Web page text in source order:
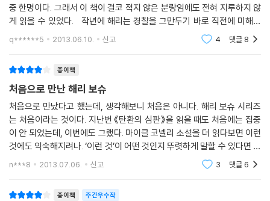
들어준다.
공권력과 엄연히 분리가 된 해리 보슈의 첫 번째 사립 탐정 이야기를 그리
코》에서부터 8편 《유골의 도시》까지 작가 마이클 코넬리는 3인칭 시점으
로 해리 보슈의 활약상을 견지하며 묘사해 나갔지만, 사립 탐정으로 나서
는 이번 작품에서 처음으로 작가는 1인칭 주인공 시점을 사용한다. 그동안
마이클 코넬리가 해리 보슈라는 캐릭터를 독자와 어느 정도 거리를 둔 고
독한 코요테 같은 캐릭터로 그려온 반면, 조직으로부터 독립하는 이번 작
품을 통해 주인공의 내면세계를 더욱 표현해나가려 한 것이다. 이전 작품
들이 사건과 피해자를 대하는 해리 보슈를 행동으로 주로 표현해왔다면, 1
인칭 시점으로 표현되는 이번 작품에서는 보슈의 내면 묘사를 통해 독자들
중 한명이다. 그래서 이 책이 결코 적지 않은 분량임에도 전혀 지루하지 않
게 읽을 수 있었다. 작년에 해리는 경찰을 그만두기 바로 직전에 미해결
사건만을 따로 추려서 가져온다. 그 중에서 특히 해리의 마음을 잡아끄는
미해결 사
q******5 2013.06.10. 신고 4 댓글 8
종이책
처음으로 만난 해리 보슈
처음으로 만났다고 했는데, 생각해보니 처음은 아니다. 해리 보슈 시리즈
는 처음이라는 것이다. 지난번 《탄환의 심판》을 읽을 때도 처음에는 집중
이 안 되었는데, 이번에도 그랬다. 마이클 코넬리 소설을 더 읽다보면 이런
것에도 익숙해지려나. ‘이런 것’이 어떤 것인지 뚜렷하게 말할 수 있다면 좋
겠지만 떠오르는 말이 없다. 혹시 하드보일드일까. 앞에 나온 이야기를 봤
n***8 2013.07.06. 신고 3 댓글6
종이책 주간우수작